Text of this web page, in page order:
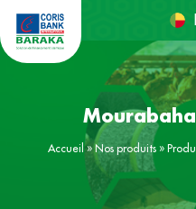
Accueil » Nos produits »